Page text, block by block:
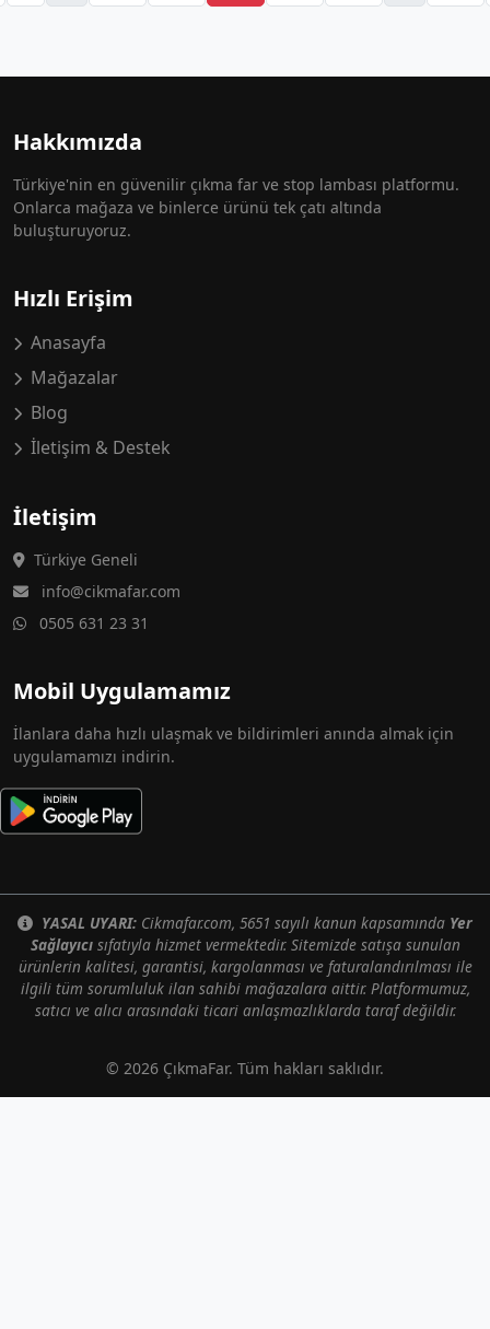
Hakkımızda
Türkiye'nin en güvenilir çıkma far ve stop lambası platformu.
Onlarca mağaza ve binlerce ürünü tek çatı altında
buluşturuyoruz.
Hızlı Erişim
Anasayfa
Mağazalar
Blog
İletişim & Destek
İletişim
Türkiye Geneli
info@cikmafar.com
0505 631 23 31
Mobil Uygulamamız
İlanlara daha hızlı ulaşmak ve bildirimleri anında almak için
uygulamamızı indirin.
YASAL UYARI: Cikmafar.com, 5651 sayılı kanun kapsamında Yer
Sağlayıcısıfatıyla hizmet vermektedir. Sitemizde satışa sunulan
ürünlerin kalitesi, garantisi, kargolanması ve faturalandırılması ile
ilgili tüm sorumluluk ilan sahibi mağazalara aittir. Platformumuz,
satıcı ve alıcı arasındaki ticari anlaşmazlıklarda taraf değildir.
© 2026 ÇıkmaFar. Tüm hakları saklıdır.